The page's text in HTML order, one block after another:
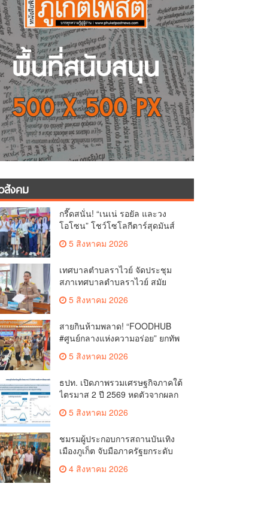
สังคม
กรี๊ดสนั่น! “เนเน่ รอยัล และวง
โอโซน” โชว์โซโลกีตาร์สุดมันส์
นักเรียนสตรีภูเก็ตนั่งไม่ติด ทั้งเต้น-
ร้อง5 สิงหาคม 2026
เทศบาลตำบลราไวย์ จัดประชุม
สภาเทศบาลตำบลราไวย์ สมัย
สามัญ สมัยที่ 3 ประจำปี 2569
5 สิงหาคม 2026
สายกินห้ามพลาด! “FOODHUB
#ศูนย์กลางแห่งความอร่อย” ยกทัพ
บุกโรบินสันไลฟ์สไตล์ ฉลอง ถึง 12
ส.ค.นี้5 สิงหาคม 2026
ธปท. เปิดภาพรวมเศรษฐกิจภาคใต้
ไตรมาส 2 ปี 2569 หดตัวจากผลก
ระทบความขัดแย้งใน
ตะวันออกกลาง
5 สิงหาคม 2026
ชมรมผู้ประกอบการสถานบันเทิง
เมืองภูเก็ต จับมือภาครัฐยกระดับ
ดันโซนนิ่ง-ขับเคลื่อนท่องเที่ยว
อย่างยั่งยืน
4 สิงหาคม 2026